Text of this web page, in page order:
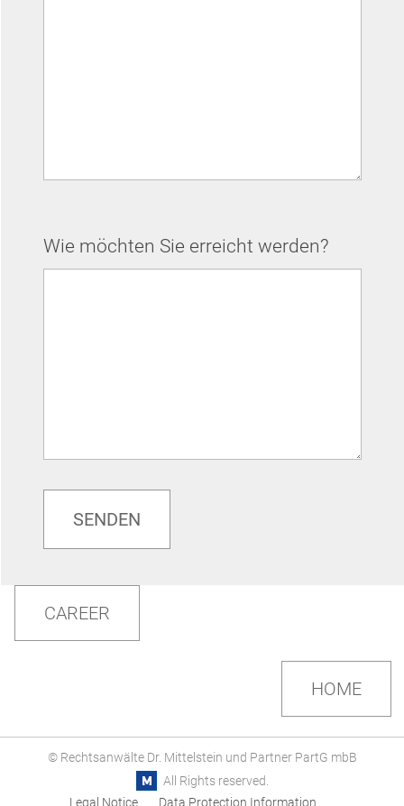
Wie möchten Sie erreicht werden?
CAREER
HOME
© Rechtsanwälte Dr. Mittelstein und Partner PartG mbB
All Rights reserved.
Legal Notice
Data Protection Information